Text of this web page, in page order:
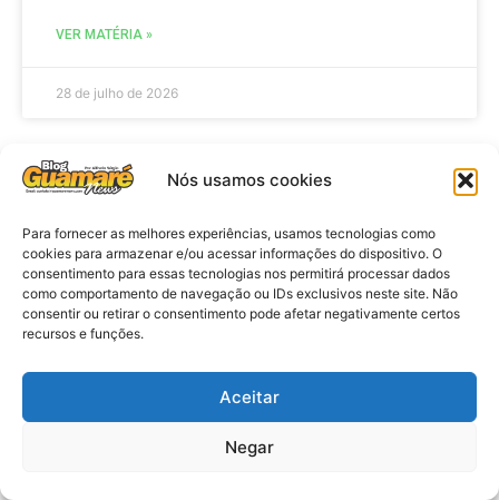
Nós usamos cookies
Para fornecer as melhores experiências, usamos tecnologias como
cookies para armazenar e/ou acessar informações do dispositivo. O
consentimento para essas tecnologias nos permitirá processar dados
como comportamento de navegação ou IDs exclusivos neste site. Não
consentir ou retirar o consentimento pode afetar negativamente certos
recursos e funções.
Aceitar
Negar
VER MATÉRIA »
28 de julho de 2026
Eleições 2026: procuradores e